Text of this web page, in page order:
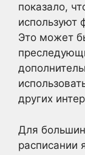
показало,
используют
Это может
других
Для
расписании